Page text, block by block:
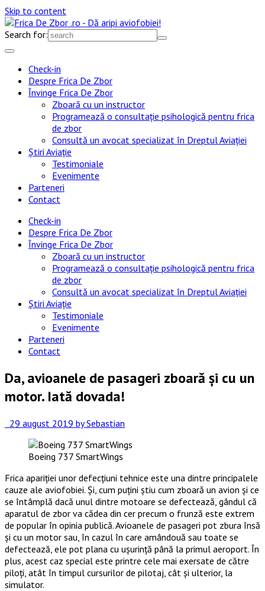
Skip to content
Search for:
Check-in
Despre Frica De Zbor
Învinge Frica De Zbor
Zboară cu un instructor
Programează o consultație psihologică pentru frica
de zbor
Consultă un avocat specializat în Dreptul Aviației
Știri Aviație
Testimoniale
Evenimente
Parteneri
Contact
Check-in
Despre Frica De Zbor
Învinge Frica De Zbor
Zboară cu un instructor
Programează o consultație psihologică pentru frica
de zbor
Consultă un avocat specializat în Dreptul Aviației
Știri Aviație
Testimoniale
Evenimente
Parteneri
Contact
Da, avioanele de pasageri zboară și cu un
motor. Iată dovada!
29 august 2019 by Sebastian
Boeing 737 SmartWings
Frica apariției unor defecțiuni tehnice este una dintre principalele
cauze ale aviofobiei. Și, cum puțini știu cum zboară un avion și ce
se întâmplă dacă unul dintre motoare se defectează, gândul că
aparatul de zbor va cădea din cer precum o frunză este extrem
de popular în opinia publică. Avioanele de pasageri pot zbura însă
și cu un motor sau, în cazul în care amândouă sau toate se
defectează, ele pot plana cu ușurință până la primul aeroport. În
plus, acest caz special este printre cele mai exersate de către
piloți, atât în timpul cursurilor de pilotaj, cât și ulterior, la
simulator.